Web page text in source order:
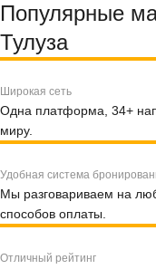
Популярные
Тулуза
Широкая сеть
Одна платформа, 34+
миру.
Удобная система
Мы разговариваем на
способов оплаты.
Отличный рейтинг